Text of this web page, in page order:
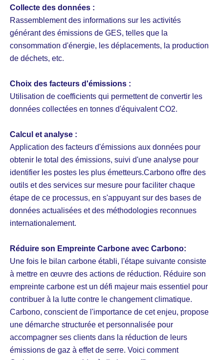
Collecte des données :
Rassemblement des informations sur les activités
générant des émissions de GES, telles que la
consommation d'énergie, les déplacements, la production
de déchets, etc.
Choix des facteurs d'émissions :
Utilisation de coefficients qui permettent de convertir les
données collectées en tonnes d'équivalent CO2.
Calcul et analyse :
Application des facteurs d'émissions aux données pour
obtenir le total des émissions, suivi d'une analyse pour
identifier les postes les plus émetteurs.Carbono offre des
outils et des services sur mesure pour faciliter chaque
étape de ce processus, en s'appuyant sur des bases de
données actualisées et des méthodologies reconnues
internationalement.
Réduire son Empreinte Carbone avec Carbono:
Une fois le bilan carbone établi, l'étape suivante consiste
à mettre en œuvre des actions de réduction. Réduire son
empreinte carbone est un défi majeur mais essentiel pour
contribuer à la lutte contre le changement climatique.
Carbono, conscient de l'importance de cet enjeu, propose
une démarche structurée et personnalisée pour
accompagner ses clients dans la réduction de leurs
émissions de gaz à effet de serre. Voici comment